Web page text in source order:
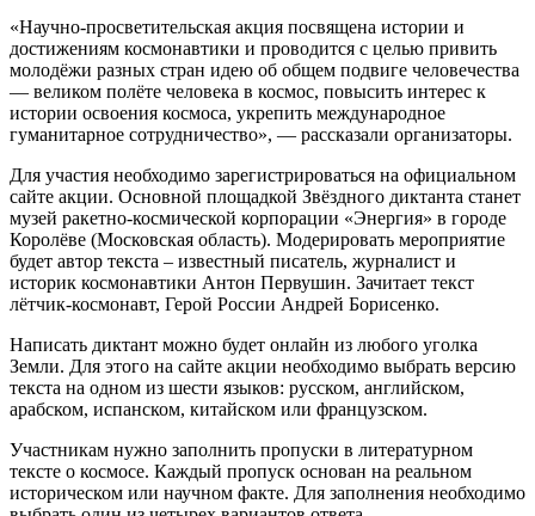
«Научно-просветительская акция посвящена истории и
достижениям космонавтики и проводится с целью привить
молодёжи разных стран идею об общем подвиге человечества
— великом полёте человека в космос, повысить интерес к
истории освоения космоса, укрепить международное
гуманитарное сотрудничество», — рассказали организаторы.
Для участия необходимо зарегистрироваться на официальном
сайте акции. Основной площадкой Звёздного диктанта станет
музей ракетно-космической корпорации «Энергия» в городе
Королёве (Московская область). Модерировать мероприятие
будет автор текста – известный писатель, журналист и
историк космонавтики Антон Первушин. Зачитает текст
лётчик-космонавт, Герой России Андрей Борисенко.
Написать диктант можно будет онлайн из любого уголка
Земли. Для этого на сайте акции необходимо выбрать версию
текста на одном из шести языков: русском, английском,
арабском, испанском, китайском или французском.
Участникам нужно заполнить пропуски в литературном
тексте о космосе. Каждый пропуск основан на реальном
историческом или научном факте. Для заполнения необходимо